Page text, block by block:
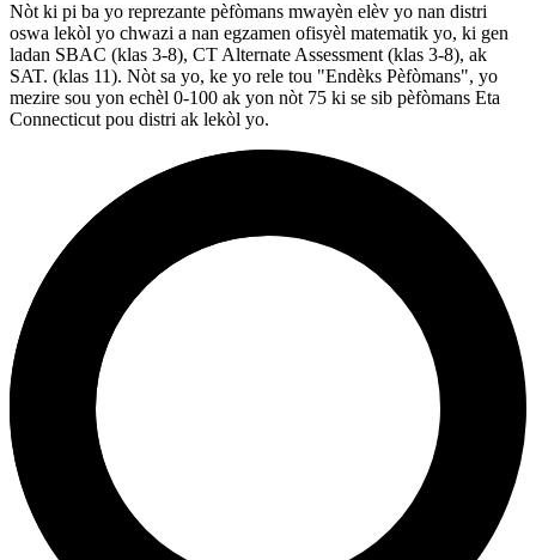
Nòt ki pi ba yo reprezante pèfòmans mwayèn elèv yo nan distri
oswa lekòl yo chwazi a nan egzamen ofisyèl matematik yo, ki gen
ladan SBAC (klas 3-8), CT Alternate Assessment (klas 3-8), ak
SAT. (klas 11). Nòt sa yo, ke yo rele tou "Endèks Pèfòmans", yo
mezire sou yon echèl 0-100 ak yon nòt 75 ki se sib pèfòmans Eta
Connecticut pou distri ak lekòl yo.